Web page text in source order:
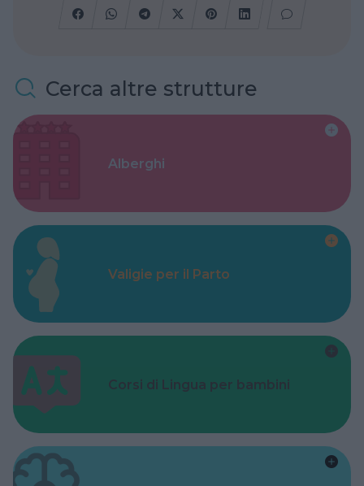
Cerca altre strutture
Alberghi
Valigie per il Parto
Corsi di Lingua per bambini